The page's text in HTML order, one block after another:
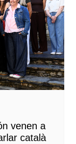
venen a
català